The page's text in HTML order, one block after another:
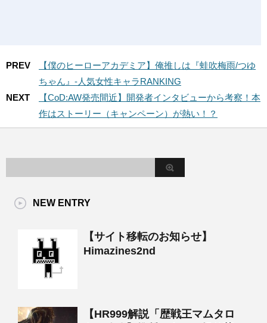
PREV
【僕のヒーローアカデミア】俺推しは『蛙吹梅雨/つゆ
ちゃん』-人気女性キャラRANKING
NEXT
【CoD:AW発売間近】開発者インタビューから考察！本
作はストーリー（キャンペーン）が熱い！？
NEW ENTRY
【サイト移転のお知らせ】
Himazines2nd
【HR999解説「歴戦王マムタロ